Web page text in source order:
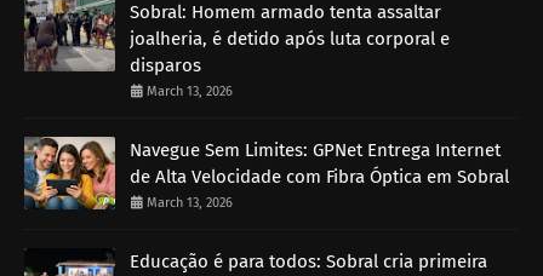
Sobral: Homem armado tenta assaltar
joalheria, é detido após luta corporal e
disparos
March 13, 2026
Navegue Sem Limites: GPNet Entrega Internet
de Alta Velocidade com Fibra Óptica em Sobral
March 13, 2026
Educação é para todos: Sobral cria primeira